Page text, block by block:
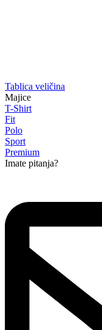
Tablica veličina
Majice
T-Shirt
Fit
Polo
Sport
Premium
Imate pitanja?